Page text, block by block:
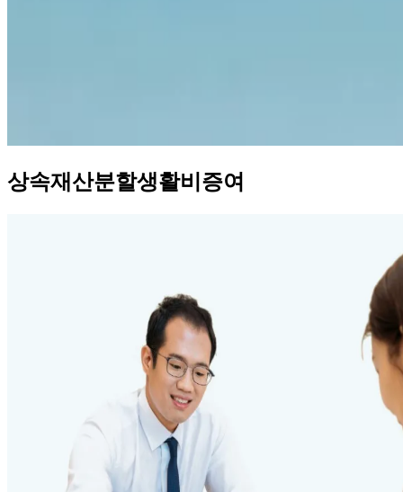
상속재산분할생활비증여